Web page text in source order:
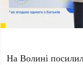
На Волині